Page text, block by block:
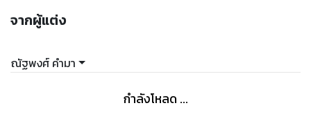
จากผู้แต่ง
ณัฐพงศ์ คำมา
กำลังโหลด ...